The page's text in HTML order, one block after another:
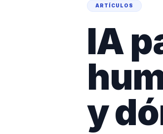
ARTÍCULOS
IA
y